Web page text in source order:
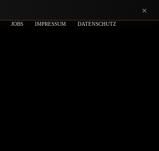
JOBS IMPRESSUM DATENSCHUTZ
×